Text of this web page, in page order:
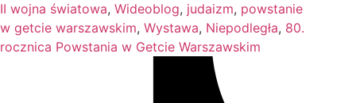
II wojna światowa, Wideoblog, judaizm, powstanie
w getcie warszawskim, Wystawa, Niepodległa, 80.
rocznica Powstania w Getcie Warszawskim